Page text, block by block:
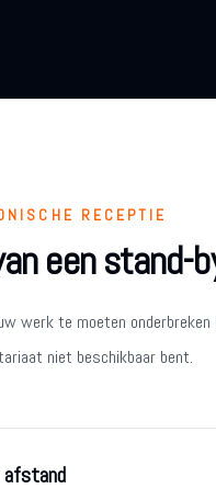
RECEPTIE
een
werk te moeten
niet beschikbaar bent.
afstand